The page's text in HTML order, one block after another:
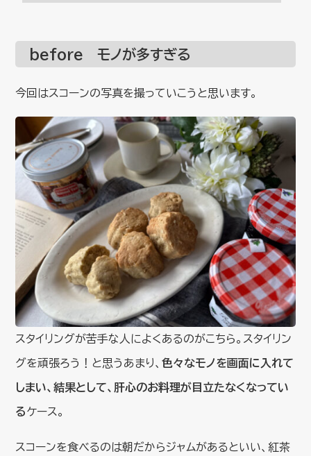
before モノが多すぎる
今回はスコーンの写真を撮っていこうと思います。
スタイリングが苦手な人によくあるのがこちら。スタイリン
グを頑張ろう！と思うあまり、色々なモノを画面に入れて
しまい、結果として、肝心のお料理が目立たなくなってい
るケース。
スコーンを食べるのは朝だからジャムがあるといい、紅茶